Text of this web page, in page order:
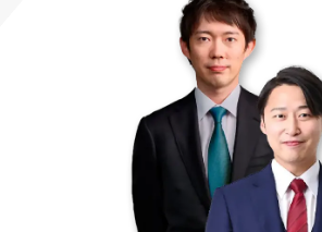
定額制営業代行『カリトルくん』
定額制採用代行・RPO『トルトルくん』
営業改善特化の動画制作『動画でカリ
定額LINE運用代行『LINEマキトルく
格安でAI導入支援『あいのりAI』
拡散付1日密着動画制作『まるごと社長
1本無料で記事を制作『SEOトライアル
定額制LP制作・改善『最強LP』
採用YouTubeチャンネル構築『トリト
会社概要・役員紹介